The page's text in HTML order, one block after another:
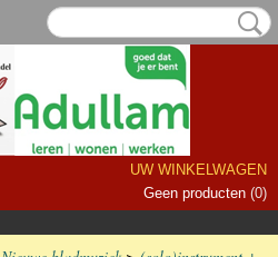
UW WINKELWAGEN
Geen producten (0)